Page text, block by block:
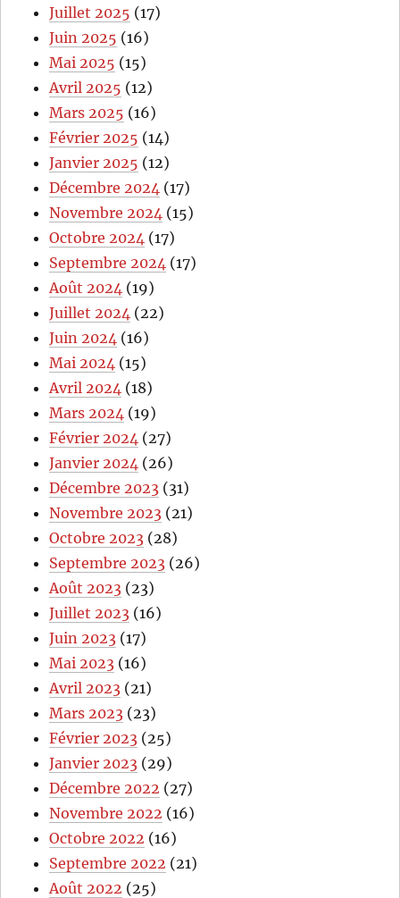
Juillet 2025 (17)
Juin 2025 (16)
Mai 2025 (15)
Avril 2025 (12)
Mars 2025 (16)
Février 2025 (14)
Janvier 2025 (12)
Décembre 2024 (17)
Novembre 2024 (15)
Octobre 2024 (17)
Septembre 2024 (17)
Août 2024 (19)
Juillet 2024 (22)
Juin 2024 (16)
Mai 2024 (15)
Avril 2024 (18)
Mars 2024 (19)
Février 2024 (27)
Janvier 2024 (26)
Décembre 2023 (31)
Novembre 2023 (21)
Octobre 2023 (28)
Septembre 2023 (26)
Août 2023 (23)
Juillet 2023 (16)
Juin 2023 (17)
Mai 2023 (16)
Avril 2023 (21)
Mars 2023 (23)
Février 2023 (25)
Janvier 2023 (29)
Décembre 2022 (27)
Novembre 2022 (16)
Octobre 2022 (16)
Septembre 2022 (21)
Août 2022 (25)